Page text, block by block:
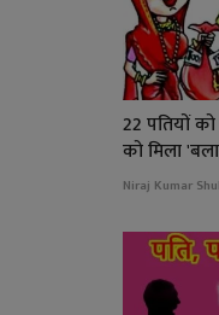
22 पतियों
को मिला
Niraj Kumar